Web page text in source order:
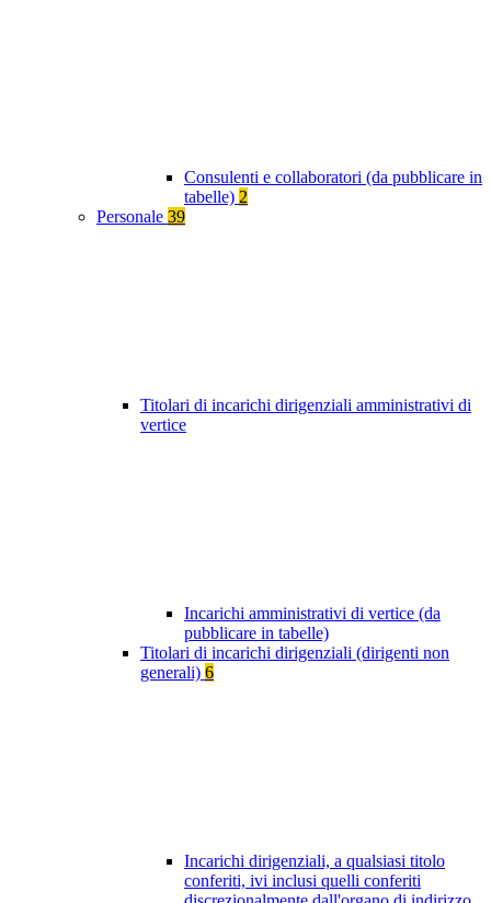
Consulenti e collaboratori (da pubblicare in
tabelle) 2
Personale 39
Titolari di incarichi dirigenziali amministrativi di
vertice
Incarichi amministrativi di vertice (da
pubblicare in tabelle)
Titolari di incarichi dirigenziali (dirigenti non
generali) 6
Incarichi dirigenziali, a qualsiasi titolo
conferiti, ivi inclusi quelli conferiti